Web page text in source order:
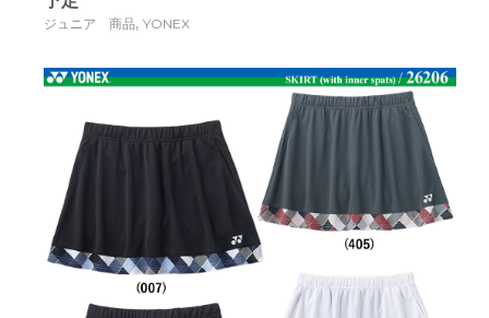
ジュニア 商品, YONEX